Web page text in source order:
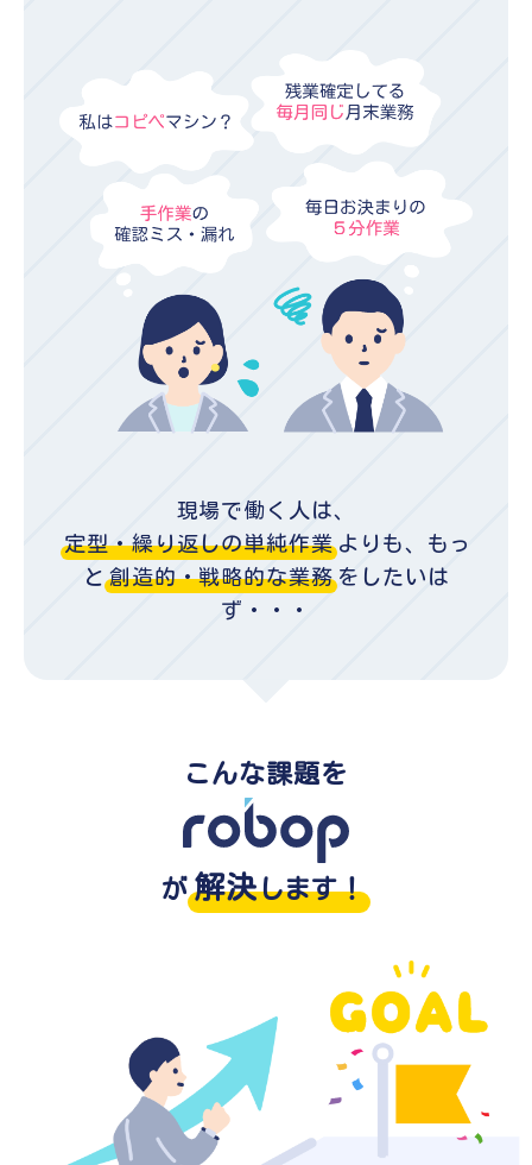
現場で働く人は、
定型・繰り返しの単純作業 よりも、 もっ
と 創造的・戦略的な業務 をしたいは
ず・・・
こんな課題を
が 解決します！